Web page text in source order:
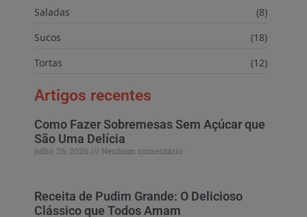
Saladas
(8)
Sucos
(18)
Tortas
(12)
Artigos recentes
Como Fazer Sobremesas Sem Açúcar que
São Uma Delícia
julho 26, 2026 Nenhum comentário
Receita de Pudim Grande: O Delicioso
Clássico que Todos Amam